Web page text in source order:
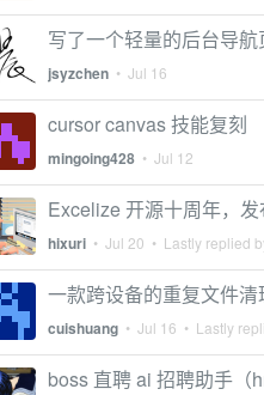
写了一个轻量的后台导
jsyzchen • Jul 16
cursor canvas 技能复刻
mingoing428 • Jul 12
Excelize 开源十周年，
hixuri • Jul 20 • Lastly replied
一款跨设备的重复文件清
cuishuang • Jul 16 • Lastly
boss 直聘 ai 招聘助手（